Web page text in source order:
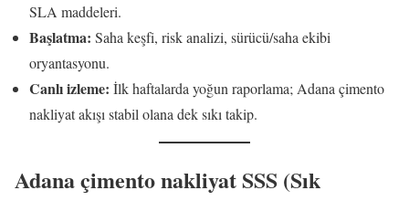
SLA maddeleri.
Başlatma: Saha keşfi, risk analizi, sürücü/saha ekibi
oryantasyonu.
Canlı izleme: İlk haftalarda yoğun raporlama; Adana çimento
nakliyat akışı stabil olana dek sıkı takip.
Adana çimento nakliyat SSS (Sık